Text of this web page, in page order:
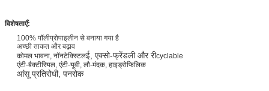
विशेषताएँ:
100% पॉलीप्रोपाइलीन से बनाया गया है
अच्छी ताकत और बढ़ाव
कोमल भावना, नॉनटेक्स्टिलई, एक्सो-फ्रेंडली और रीcyclable
एंटी-बैक्टीरियल, एंटी-यूवी, लौ-मंदक, हाइड्रोफिलिक
आंसू प्रतिरोधी, पनरोक